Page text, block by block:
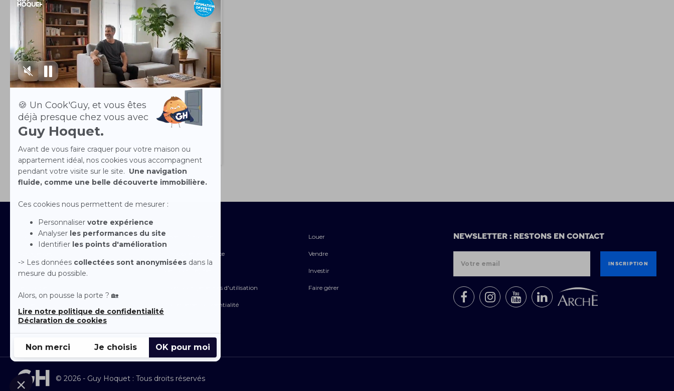
Appartement 1 pièce 32.7 m² 7
Chambéry 73000
125 000 €
À vendre - T1 bis 32,68 m² - Chemin des Moulins Idéalement situé
au sein d'une copropriété...
Contactez-nous
Nous rejoindre
Espace Presse
Devenir franchisé
Immobilier en France
Conditions générales d'utilisation
Politique de confidentialité
Louer
Vendre
Investir
Faire gérer
Newsletter : restons en contact
INSCRIPTION
© 2026 - Guy Hoquet : Tous droits réservés